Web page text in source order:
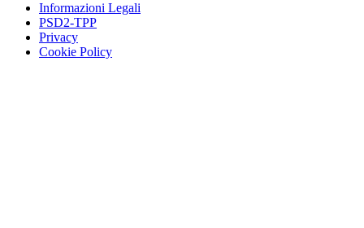
Informazioni Legali
PSD2-TPP
Privacy
Cookie Policy